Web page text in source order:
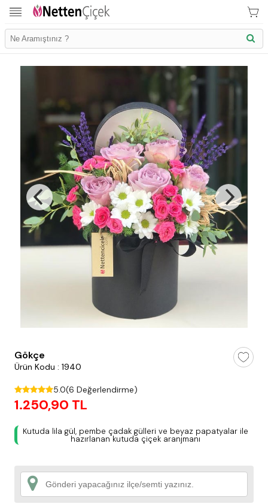
Gökçe
Ürün Kodu : 1940
5.0(6 Değerlendirme)
1.250,90 TL
Kutuda lila gül, pembe çadak gülleri ve beyaz papatyalar ile
hazırlanan kutuda çiçek aranjmanı
İletişim Bilgilerimiz
KVK Bilgilendirme
Ödeme Bllgileri